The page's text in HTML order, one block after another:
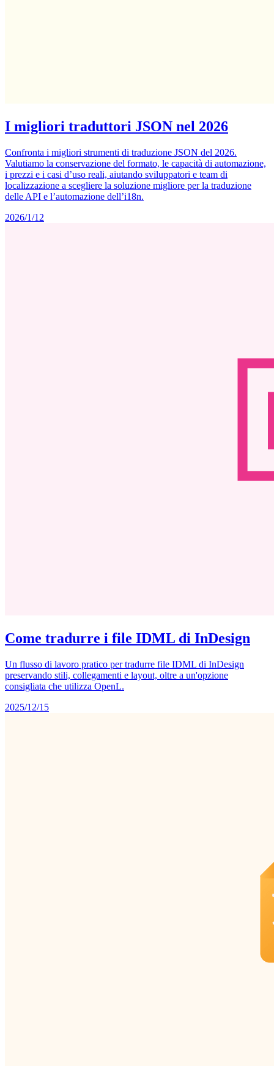
I migliori traduttori JSON nel 2026
Confronta i migliori strumenti di traduzione JSON del 2026.
Valutiamo la conservazione del formato, le capacità di automazione,
i prezzi e i casi d’uso reali, aiutando sviluppatori e team di
localizzazione a scegliere la soluzione migliore per la traduzione
delle API e l’automazione dell’i18n.
2026/1/12
Come tradurre i file IDML di InDesign
Un flusso di lavoro pratico per tradurre file IDML di InDesign
preservando stili, collegamenti e layout, oltre a un'opzione
consigliata che utilizza OpenL.
2025/12/15